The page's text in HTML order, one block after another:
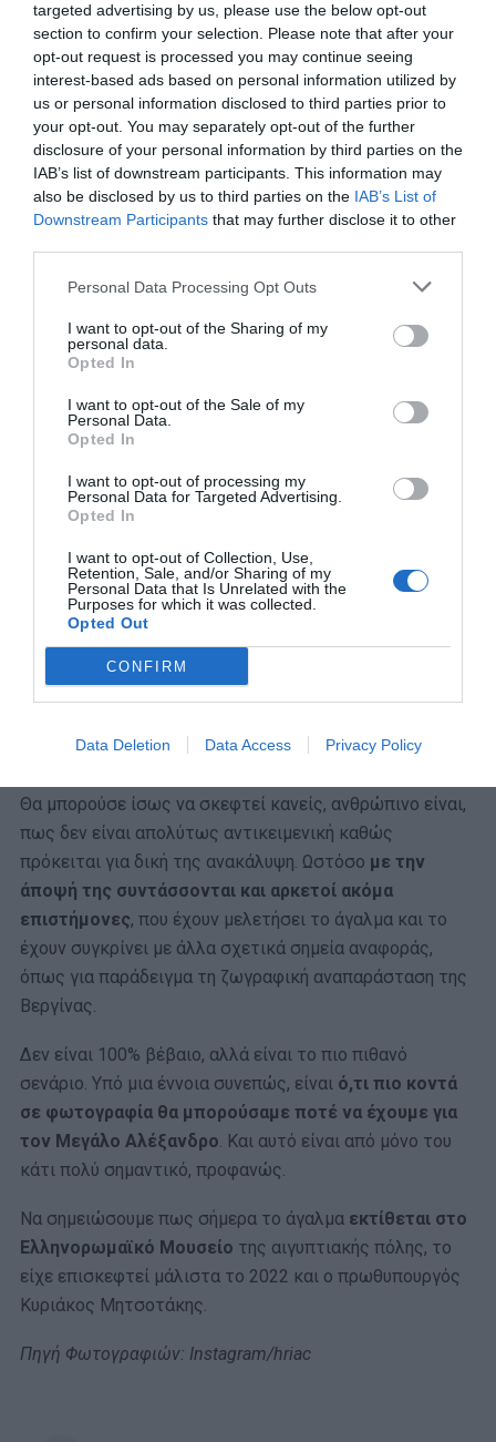
targeted advertising by us, please use the below opt-out
section to confirm your selection. Please note that after your
opt-out request is processed you may continue seeing
interest-based ads based on personal information utilized by
us or personal information disclosed to third parties prior to
your opt-out. You may separately opt-out of the further
disclosure of your personal information by third parties on the
IAB’s list of downstream participants. This information may
also be disclosed by us to third parties on the IAB’s List of
Downstream Participants that may further disclose it to other
Personal Data Processing Opt Outs
I want to opt-out of the Sharing of my
personal data.
Opted In
I want to opt-out of the Sale of my
Personal Data.
Opted In
I want to opt-out of processing my
Personal Data for Targeted Advertising.
Opted In
I want to opt-out of Collection, Use,
Retention, Sale, and/or Sharing of my
Personal Data that Is Unrelated with the
Purposes for which it was collected.
Opted Out
CONFIRM
Data Deletion Data Access Privacy Policy
πραγματικά ο Μακεδόνας στρατηγός. Είναι δηλαδή η
πραγματική μορφή του, όχι κάποια εξιδανικευμένη,
όπως αυτές που φιλοτεχνήθηκαν αργότερα.
Θα μπορούσε ίσως να σκεφτεί κανείς, ανθρώπινο είναι,
πως δεν είναι απολύτως αντικειμενική καθώς
πρόκειται για δική της ανακάλυψη. Ωστόσο με την
άποψή της συντάσσονται και αρκετοί ακόμα
επιστήμονες, που έχουν μελετήσει το άγαλμα και το
έχουν συγκρίνει με άλλα σχετικά σημεία αναφοράς,
όπως για παράδειγμα τη ζωγραφική αναπαράσταση της
Βεργίνας.
Δεν είναι 100% βέβαιο, αλλά είναι το πιο πιθανό
σενάριο. Υπό μια έννοια συνεπώς, είναι ό,τι πιο κοντά
σε φωτογραφία θα μπορούσαμε ποτέ να έχουμε για
τον Μεγάλο Αλέξανδρο. Και αυτό είναι από μόνο του
κάτι πολύ σημαντικό, προφανώς.
Να σημειώσουμε πως σήμερα το άγαλμα εκτίθεται στο
Ελληνορωμαϊκό Μουσείο της αιγυπτιακής πόλης, το
είχε επισκεφτεί μάλιστα το 2022 και ο πρωθυπουργός
Κυριάκος Μητσοτάκης.
Πηγή Φωτογραφιών: Instagram/hriac